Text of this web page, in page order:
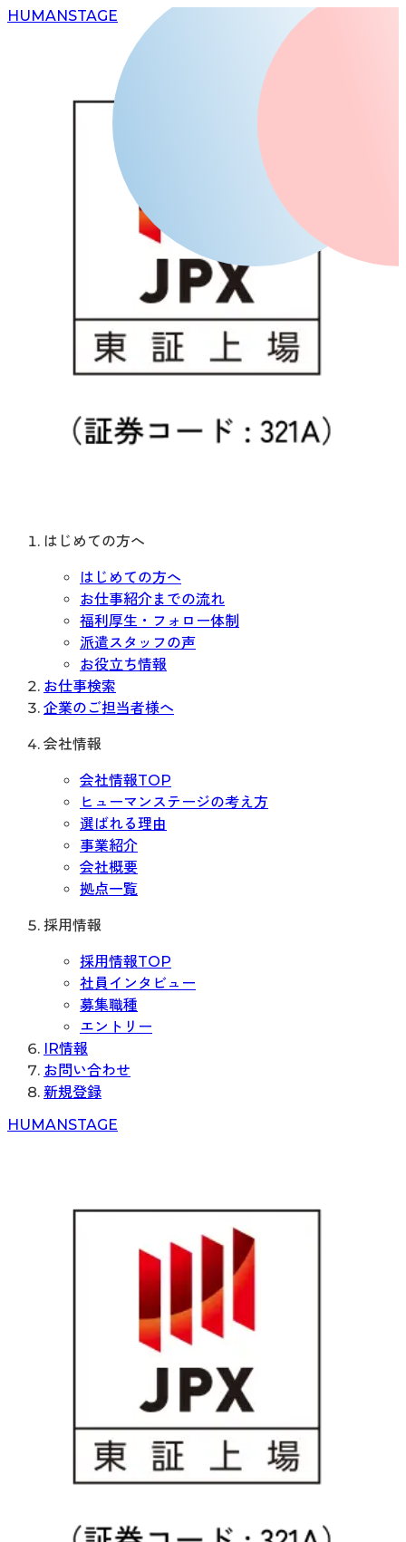
HUMANSTAGE
はじめての方へ
はじめての方へ
お仕事紹介までの流れ
福利厚生・フォロー体制
派遣スタッフの声
お役立ち情報
お仕事検索
企業のご担当者様へ
会社情報
会社情報TOP
ヒューマンステージの考え方
選ばれる理由
事業紹介
会社概要
拠点一覧
採用情報
採用情報TOP
社員インタビュー
募集職種
エントリー
IR情報
お問い合わせ
新規登録
HUMANSTAGE